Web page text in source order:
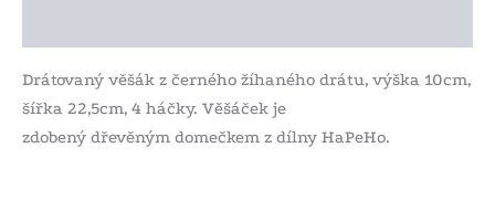
Drátovaný věšák z černého žíhaného drátu, výška 10cm,
šířka 22,5cm, 4 háčky. Věšáček je
zdobený dřevěným domečkem z dílny HaPeHo.